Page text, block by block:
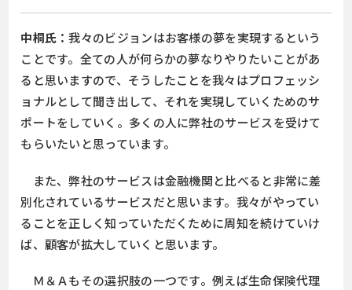
中桐氏：我々のビジョンはお客様の夢を実現するという
ことです。全ての人が何らかの夢なりやりたいことがあ
ると思いますので、そうしたことを我々はプロフェッシ
ョナルとして聞き出して、それを実現していくためのサ
ポートをしていく。多くの人に弊社のサービスを受けて
もらいたいと思っています。
また、弊社のサービスは金融機関と比べると非常に差
別化されているサービスだと思います。我々がやってい
ることを正しく知っていただくために周知を続けていけ
ば、顧客が拡大していくと思います。
Ｍ＆Ａもその選択肢の一つです。例えば生命保険代理